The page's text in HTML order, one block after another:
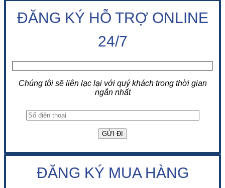
ĐĂNG KÝ HỖ TRỢ ONLINE
24/7
Chúng tôi sẽ liên lạc lại với quý khách trong thời gian
ngắn nhất
ĐĂNG KÝ MUA HÀNG